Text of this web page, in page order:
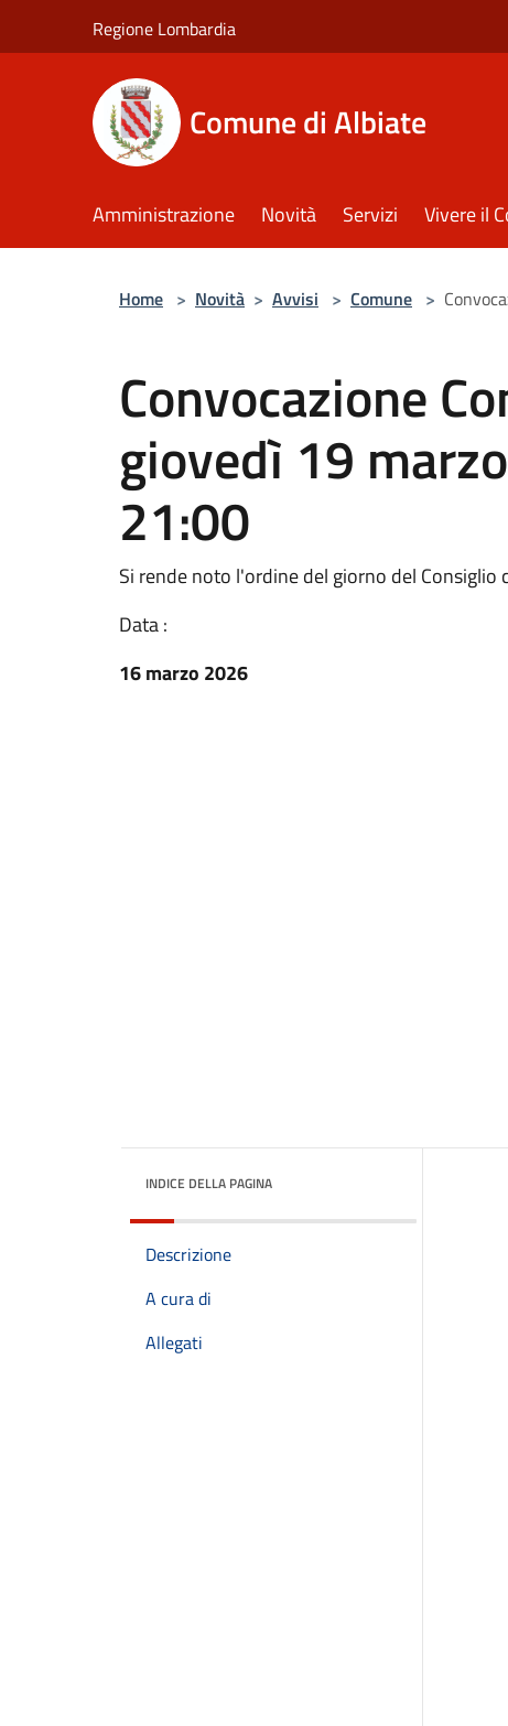
Regione Lombardia
Comune di Albiate
Amministrazione Novità Servizi Vivere il
Home > Novità > Avvisi > Comune >
Convocazione
giovedì 19
21:00
Si rende noto l'ordine del giorno del
Data :
16 marzo 2026
INDICE DELLA PAGINA
Descrizione
A cura di
Allegati